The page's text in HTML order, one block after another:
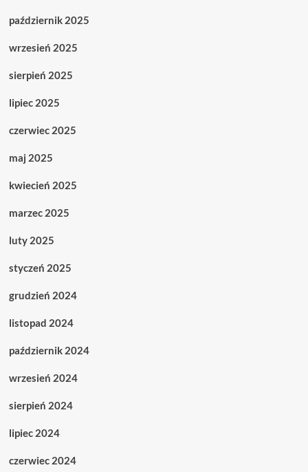
październik 2025
wrzesień 2025
sierpień 2025
lipiec 2025
czerwiec 2025
maj 2025
kwiecień 2025
marzec 2025
luty 2025
styczeń 2025
grudzień 2024
listopad 2024
październik 2024
wrzesień 2024
sierpień 2024
lipiec 2024
czerwiec 2024